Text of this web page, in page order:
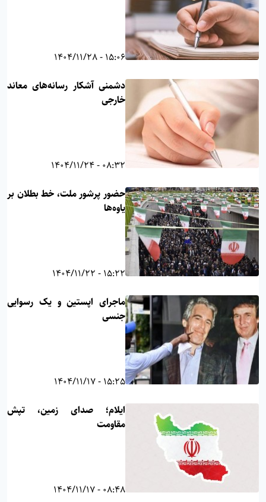
15:06 - 1404/11/28
دشمنی آشکار رسانه‌های معاند
خارجی
08:32 - 1404/11/24
حضور پرشور ملت، خط بطلان بر
یاوه‌ها
15:22 - 1404/11/22
ماجرای اپستین و یک رسوایی
جنسی
15:25 - 1404/11/17
ایلام؛ صدای زمین، تپش
مقاومت
08:48 - 1404/11/17